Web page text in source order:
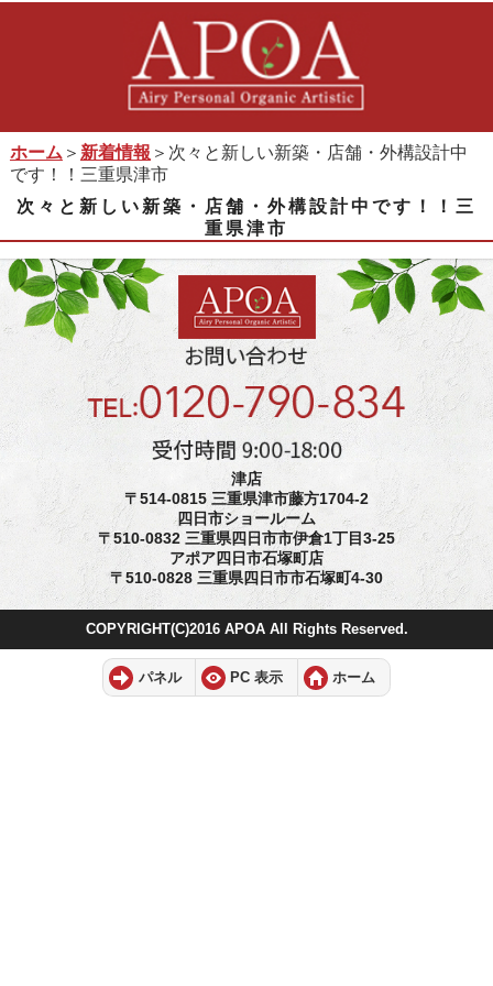
ホーム ＞ 新着情報 ＞次々と新しい新築・店舗・外構設計中
です！！三重県津市
次々と新しい新築・店舗・外構設計中です！！三
重県津市
津店
〒514-0815 三重県津市藤方1704-2
四日市ショールーム
〒510-0832 三重県四日市市伊倉1丁目3-25
アポア四日市石塚町店
〒510-0828 三重県四日市市石塚町4-30
COPYRIGHT(C)2016 APOA All Rights Reserved.
パネル PC 表示 ホーム